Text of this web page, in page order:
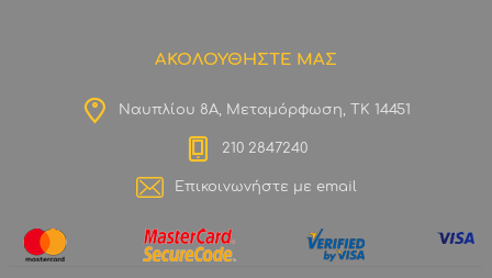
ΑΚΟΛΟΥΘΗΣΤΕ ΜΑΣ
Ναυπλίου 8Α, Μεταμόρφωση, ΤΚ 14451
210 2847240
Επικοινωνήστε με email